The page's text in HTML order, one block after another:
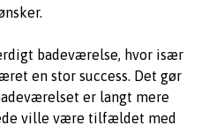
badeværelse, hvor især
en stor success. Det gør
er langt mere
ville være tilfældet med